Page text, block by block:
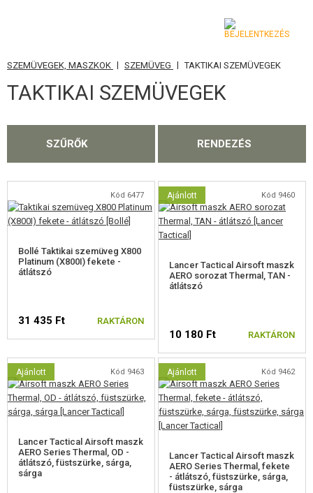
KATEGÓRIA
AIRSOFT FEGYVEREK
GRÁNÁTVETŐK, GRÁNÁTOK
AKKUMULÁTOROK, TÖLTŐK
TÁRAK
SZEMÜVEG
TAKTIKAI SZEMÜVEGEK
MASZKOK
FELSZERELÉS, EGYENRUHA, TOKOK
SZEMÜVEGEK, MASZKOK | SZEMÜVEG | TAKTIKAI SZEMÜVEGEK
TAKTIKAI SZEMÜVEGEK
SZŰRŐK RENDEZÉS
Kód 6477
Bollé Taktikai szemüveg X800
Platinum (X800I) fekete -
átlátszó
31 435 Ft RAKTÁRON
Ajánlott Kód 9460
Lancer Tactical Airsoft maszk
AERO sorozat Thermal, TAN -
átlátszó
10 180 Ft RAKTÁRON
Ajánlott Kód 9463
Lancer Tactical Airsoft maszk
AERO Series Thermal, OD -
átlátszó, füstszürke, sárga,
sárga
Ajánlott Kód 9462
Lancer Tactical Airsoft maszk
AERO Series Thermal, fekete
- átlátszó, füstszürke, sárga,
füstszürke, sárga